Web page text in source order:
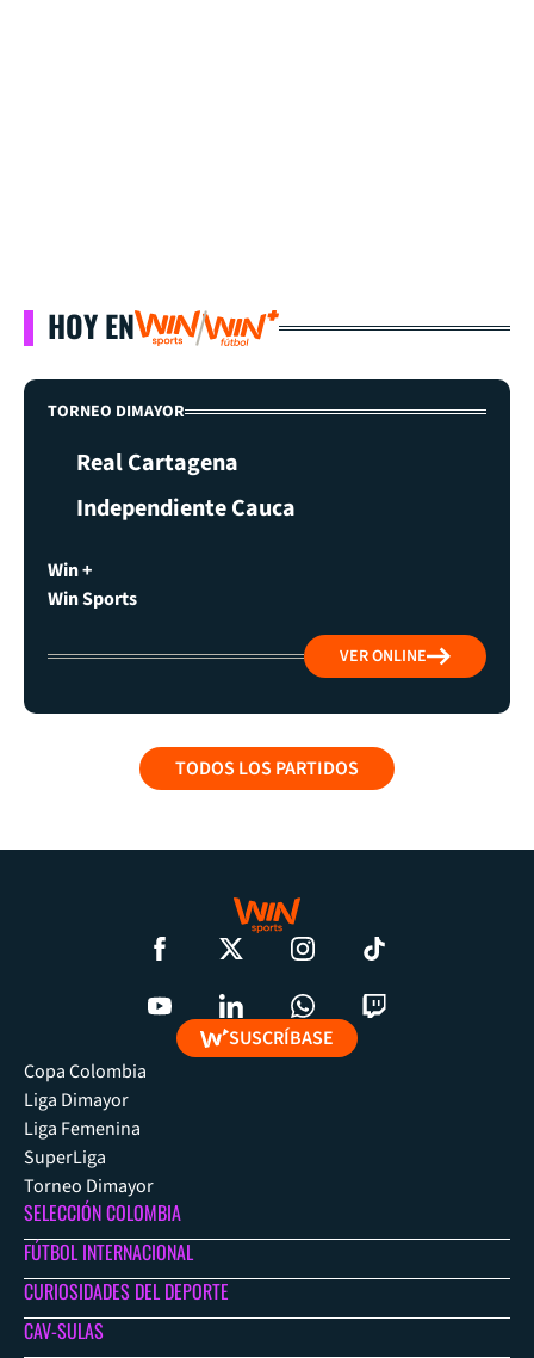
HOY EN
TORNEO DIMAYOR
Real Cartagena
Independiente Cauca
Win +
Win Sports
VER ONLINE
TODOS LOS PARTIDOS
SUSCRÍBASE
Copa Colombia
Liga Dimayor
Liga Femenina
SuperLiga
Torneo Dimayor
SELECCIÓN COLOMBIA
FÚTBOL INTERNACIONAL
CURIOSIDADES DEL DEPORTE
CAV-SULAS